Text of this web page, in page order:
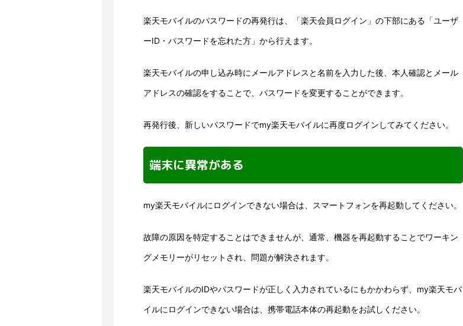
楽天モバイルのパスワードの再発行は、「楽天会員ログイン」の下部にある「ユーザ
ーID・パスワードを忘れた方」から行えます。
楽天モバイルの申し込み時にメールアドレスと名前を入力した後、本人確認とメール
アドレスの確認をすることで、パスワードを変更することができます。
再発行後、新しいパスワードでmy楽天モバイルに再度ログインしてみてください。
端末に異常がある
my楽天モバイルにログインできない場合は、スマートフォンを再起動してください。
故障の原因を特定することはできませんが、通常、機器を再起動することでワーキン
グメモリーがリセットされ、問題が解決されます。
楽天モバイルのIDやパスワードが正しく入力されているにもかかわらず、my楽天モバ
イルにログインできない場合は、携帯電話本体の再起動をお試しください。